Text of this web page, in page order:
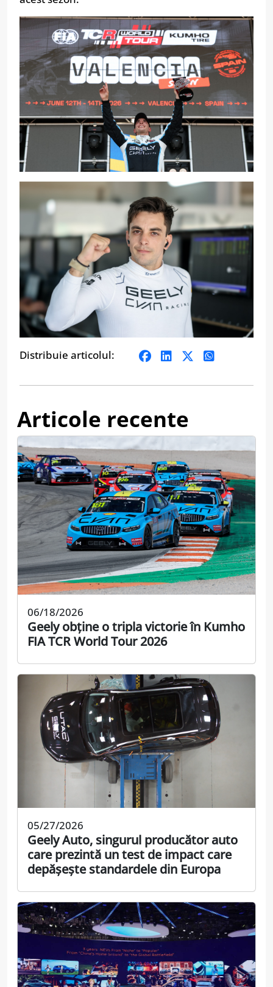
Distribuie articolul:
Articole recente
06/18/2026
Geely obține o tripla victorie în Kumho
FIA TCR World Tour 2026
05/27/2026
Geely Auto, singurul producător auto
care prezintă un test de impact care
depășește standardele din Europa